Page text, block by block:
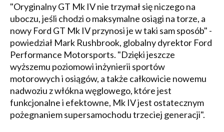
"Oryginalny GT Mk IV nie trzymał się niczego na
uboczu, jeśli chodzi o maksymalne osiągi na torze, a
nowy Ford GT Mk IV przynosi je w taki sam sposób" -
powiedział Mark Rushbrook, globalny dyrektor Ford
Performance Motorsports. "Dzięki jeszcze
wyższemu poziomowi inżynierii sportów
motorowych i osiągów, a także całkowicie nowemu
nadwoziu z włókna węglowego, które jest
funkcjonalne i efektowne, Mk IV jest ostatecznym
pożegnaniem supersamochodu trzeciej generacji".